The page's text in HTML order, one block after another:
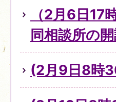
（2月6日17
同相談所の
(2月9日8時